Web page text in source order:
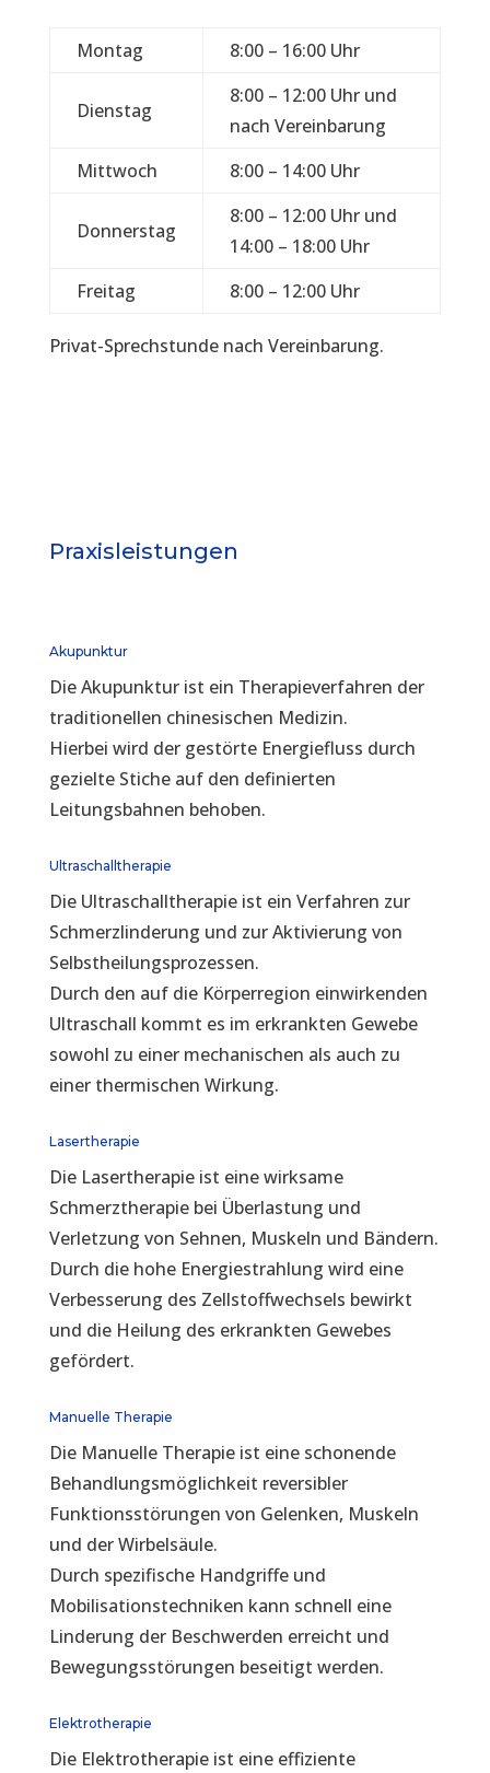
Montag 8:00 – 16:00 Uhr
Dienstag
8:00 – 12:00 Uhr und
nach Vereinbarung
Mittwoch
8:00 – 14:00 Uhr
Donnerstag
8:00 – 12:00 Uhr und
14:00 – 18:00 Uhr
Freitag
8:00 – 12:00 Uhr
Privat-Sprechstunde nach Vereinbarung.
Praxisleistungen
Akupunktur
Die Akupunktur ist ein Therapieverfahren der
traditionellen chinesischen Medizin.
Hierbei wird der gestörte Energiefluss durch
gezielte Stiche auf den definierten
Leitungsbahnen behoben.
Ultraschalltherapie
Die Ultraschalltherapie ist ein Verfahren zur
Schmerzlinderung und zur Aktivierung von
Selbstheilungsprozessen.
Durch den auf die Körperregion einwirkenden
Ultraschall kommt es im erkrankten Gewebe
sowohl zu einer mechanischen als auch zu
einer thermischen Wirkung.
Lasertherapie
Die Lasertherapie ist eine wirksame
Schmerztherapie bei Überlastung und
Verletzung von Sehnen, Muskeln und Bändern.
Durch die hohe Energiestrahlung wird eine
Verbesserung des Zellstoffwechsels bewirkt
und die Heilung des erkrankten Gewebes
gefördert.
Manuelle Therapie
Die Manuelle Therapie ist eine schonende
Behandlungsmöglichkeit reversibler
Funktionsstörungen von Gelenken, Muskeln
und der Wirbelsäule.
Durch spezifische Handgriffe und
Mobilisationstechniken kann schnell eine
Linderung der Beschwerden erreicht und
Bewegungsstörungen beseitigt werden.
Elektrotherapie
Die Elektrotherapie ist eine effiziente